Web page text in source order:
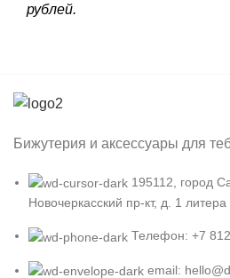
рублей.
Бижутерия и аксессуары для
195112, город
Новочеркасский пр-кт, д. 1
Телефон: +7
email: